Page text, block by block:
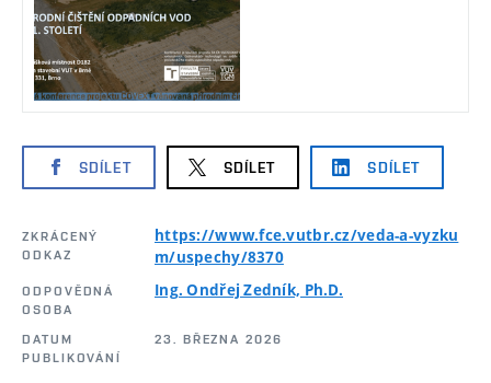
SDÍLET SDÍLET SDÍLET
ZKRÁCENÝ
ODKAZ
https://www.fce.vutbr.cz/veda-a-vyzku
m/uspechy/8370
ODPOVĚDNÁ
OSOBA
Ing. Ondřej Zedník, Ph.D.
DATUM
PUBLIKOVÁNÍ
23. BŘEZNA 2026